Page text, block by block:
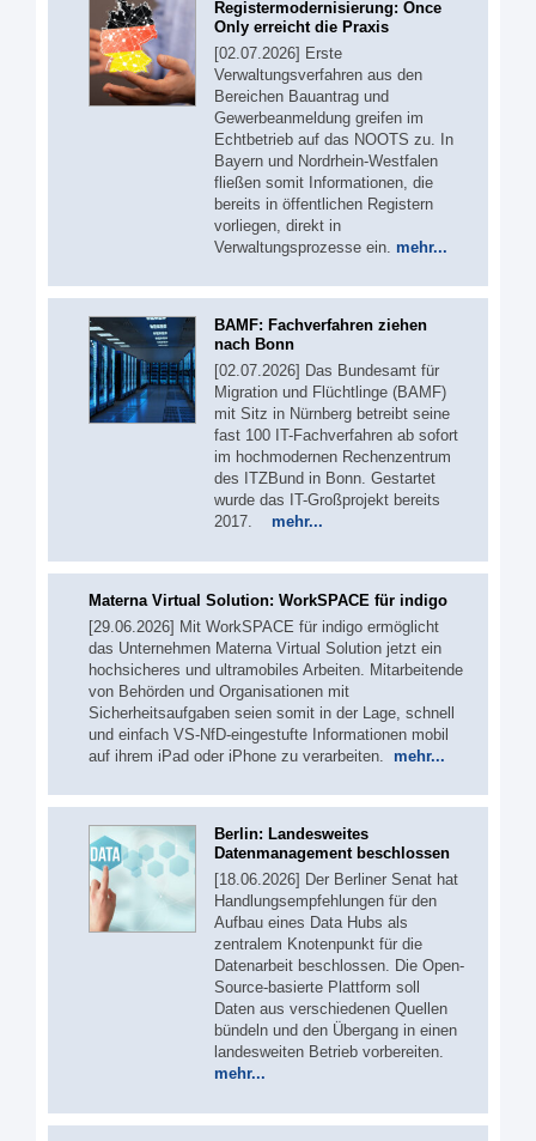
Registermodernisierung: Once
Only erreicht die Praxis
[02.07.2026] Erste
Verwaltungsverfahren aus den
Bereichen Bauantrag und
Gewerbeanmeldung greifen im
Echtbetrieb auf das NOOTS zu. In
Bayern und Nordrhein-Westfalen
fließen somit Informationen, die
bereits in öffentlichen Registern
vorliegen, direkt in
Verwaltungsprozesse ein. mehr...
BAMF: Fachverfahren ziehen
nach Bonn
[02.07.2026] Das Bundesamt für
Migration und Flüchtlinge (BAMF)
mit Sitz in Nürnberg betreibt seine
fast 100 IT-Fachverfahren ab sofort
im hochmodernen Rechenzentrum
des ITZBund in Bonn. Gestartet
wurde das IT-Großprojekt bereits
2017. mehr...
Materna Virtual Solution: WorkSPACE für indigo
[29.06.2026] Mit WorkSPACE für indigo ermöglicht
das Unternehmen Materna Virtual Solution jetzt ein
hochsicheres und ultramobiles Arbeiten. Mitarbeitende
von Behörden und Organisationen mit
Sicherheitsaufgaben seien somit in der Lage, schnell
und einfach VS-NfD-eingestufte Informationen mobil
auf ihrem iPad oder iPhone zu verarbeiten. mehr...
Berlin: Landesweites
Datenmanagement beschlossen
[18.06.2026] Der Berliner Senat hat
Handlungsempfehlungen für den
Aufbau eines Data Hubs als
zentralem Knotenpunkt für die
Datenarbeit beschlossen. Die Open-
Source-basierte Plattform soll
Daten aus verschiedenen Quellen
bündeln und den Übergang in einen
landesweiten Betrieb vorbereiten.
mehr...